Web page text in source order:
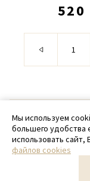
520
Мы используем
большего удобства
использовать
файлов cookies